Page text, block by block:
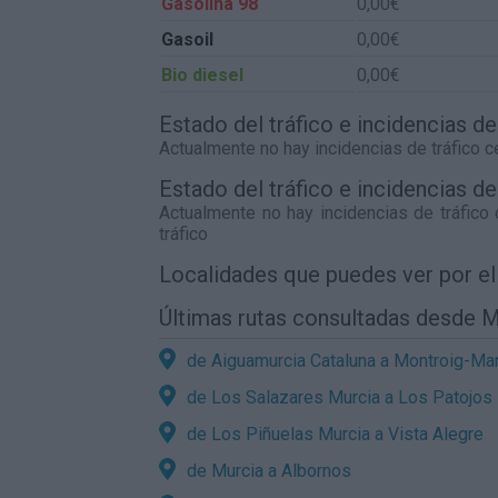
Gasoil
0,00€
Bio diesel
0,00€
Estado del tráfico e incidencias
Actualmente no hay incidencias de tráfico
Estado del tráfico e incidencias
Actualmente no hay incidencias de tráfico
tráfico
Localidades que puedes ver por
Últimas rutas consultadas desde
de Aiguamurcia Cataluna a Montroig-
de Los Salazares Murcia a Los Patojos
de Los Piñuelas Murcia a Vista Alegre
de Murcia a Albornos